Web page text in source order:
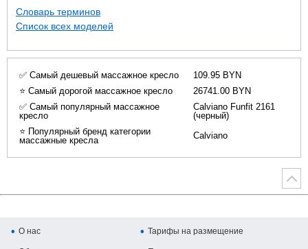
Словарь терминов
Список всех моделей
✅ Самый дешевый массажное кресло
109.95 BYN
⭐ Самый дорогой массажное кресло
26741.00 BYN
✅ Самый популярный массажное
кресло
Calviano Funfit 2161
(черный)
⭐ Популярный бренд категории
массажные кресла
Calviano
О нас Тарифы на размещение